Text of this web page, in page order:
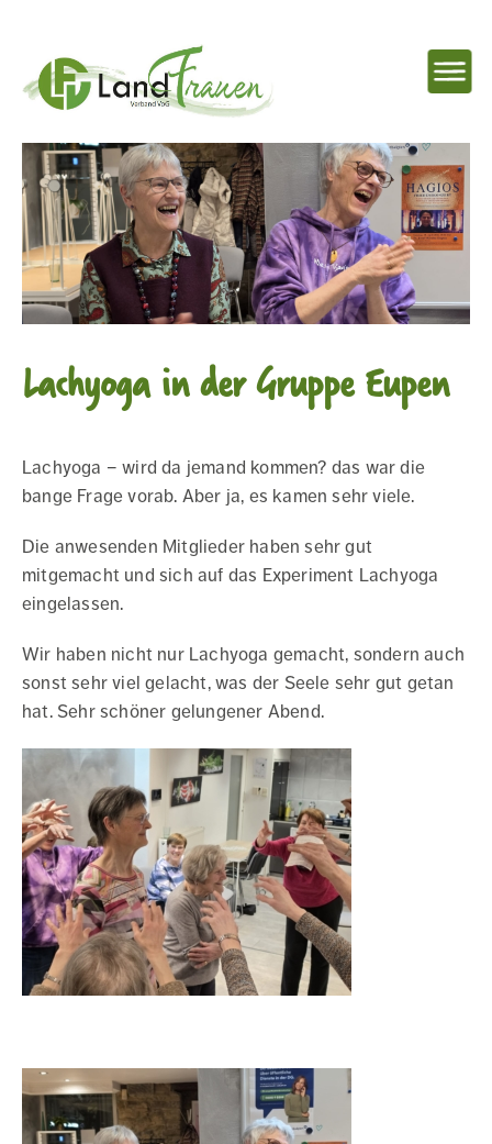
Landfrauenverband
Ostbelgien
Lachyoga in der Gruppe Eupen
Lachyoga – wird da jemand kommen? das war die
bange Frage vorab. Aber ja, es kamen sehr viele.
Die anwesenden Mitglieder haben sehr gut
mitgemacht und sich auf das Experiment Lachyoga
eingelassen.
Wir haben nicht nur Lachyoga gemacht, sondern auch
sonst sehr viel gelacht, was der Seele sehr gut getan
hat. Sehr schöner gelungener Abend.